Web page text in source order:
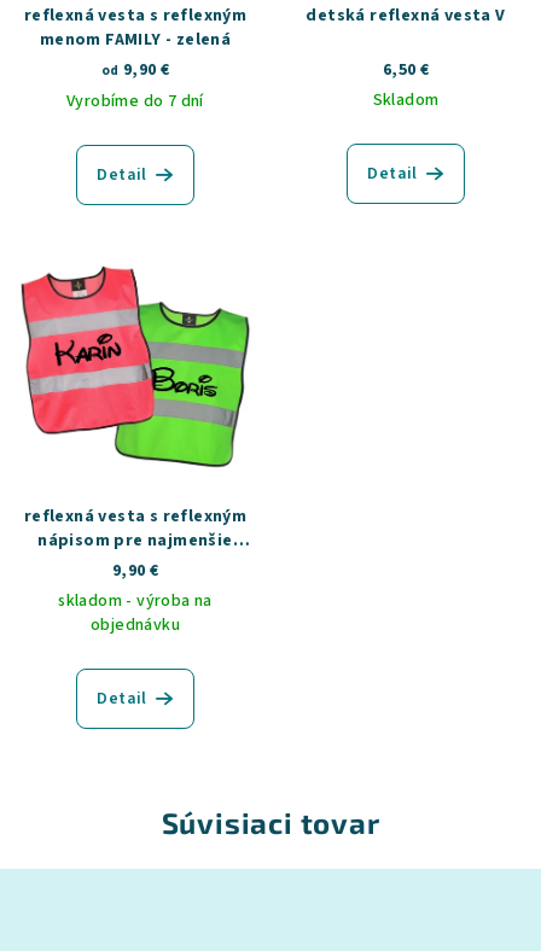
Súvisiaci tovar
reflexná vesta s reflexným
menom FAMILY - zelená
od 9,90 €
Vyrobíme do 7 dní
Detail
detská reflexná vesta V
6,50 €
Skladom
Detail
reflexná vesta s reflexným
nápisom pre najmenšie
deti
9,90 €
skladom - výroba na
objednávku
Detail